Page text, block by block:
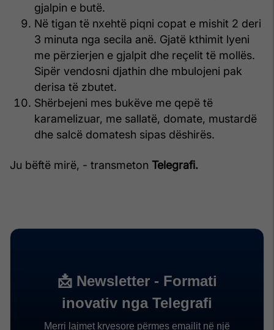
gjalpin e butë.
Në tigan të nxehtë piqni copat e mishit 2 deri
3 minuta nga secila anë. Gjatë kthimit lyeni
me përzierjen e gjalpit dhe reçelit të mollës.
Sipër vendosni djathin dhe mbulojeni pak
derisa të zbutet.
Shërbejeni mes bukëve me qepë të
karamelizuar, me sallatë, domate, mustardë
dhe salcë domatesh sipas dëshirës.
Ju bëftë mirë, - transmeton Telegrafi.